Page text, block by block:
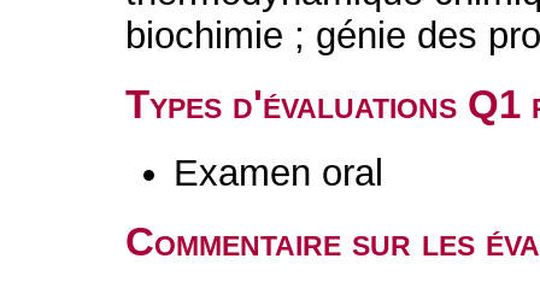
biochimie ; génie des
Types d'évaluations
Examen oral
Commentaire sur les